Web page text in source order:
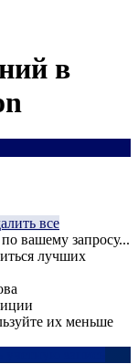
в
все
вашему запросу...
лучших
их меньше